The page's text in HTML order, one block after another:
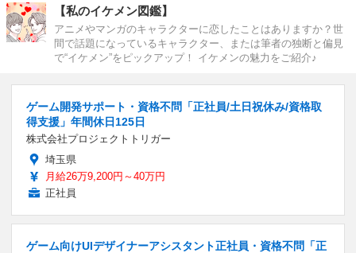
【私のイケメン図鑑】
アニメやマンガのキャラクターに恋したことはありますか？世
間で話題になっているキャラクター、または筆者の独断と偏見
で“イケメン”をピックアップ！ イケメンの魅力をご紹介♪
ゲーム開発サポート・資格不問「正社員/土日祝休み/資格取
得支援」年間休日125日
株式会社プロジェクトトリガー
埼玉県
月給26万9,200円～40万円
正社員
ゲーム向けUIデザイナーアシスタント正社員・資格不問「正